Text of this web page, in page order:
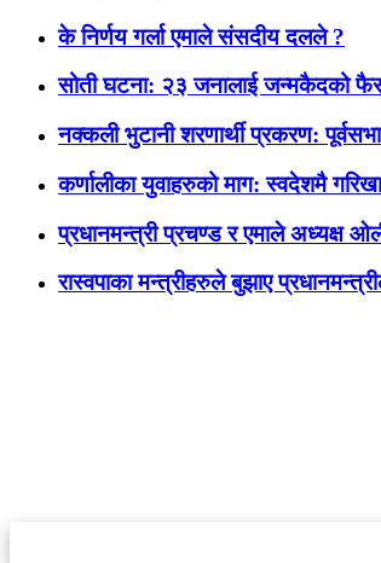
के निर्णय गर्ला एमाले संसदीय दलले ?
सोती घटना: २३ जनालाई जन्मकैदको
नक्कली भुटानी शरणार्थी प्रकरण:
कर्णालीका युवाहरुको माग: स्वदेशमै
प्रधानमन्त्री प्रचण्ड र एमाले अध्यक्ष
रास्वपाका मन्त्रीहरुले बुझाए